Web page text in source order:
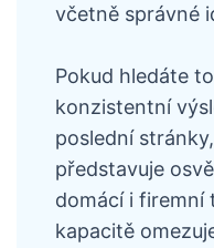
včetně správné
Pokud hledáte
konzistentní
poslední stránky,
představuje
domácí i firemní
kapacitě